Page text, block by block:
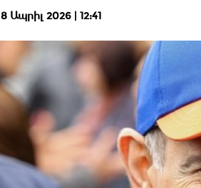
8 Ապրիլ 2026 | 12:41